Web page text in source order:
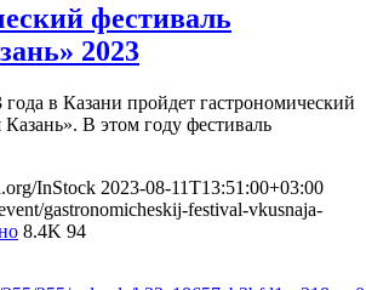
фестиваль
2023
года в Казани пройдет гастрономический
В этом году фестиваль
InStock 2023-08-11T13:51:00+03:00
gastronomicheskij-festival-vkusnaja-
8.4K 94